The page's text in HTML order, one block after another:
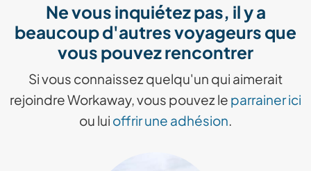
Ne vous inquiétez pas, il y a
beaucoup d'autres voyageurs que
vous pouvez rencontrer
Si vous connaissez quelqu'un qui aimerait
rejoindre Workaway, vous pouvez le parrainer ici
ou lui offrir une adhésion